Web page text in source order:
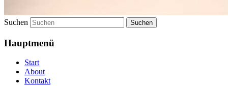
Suchen
Hauptmenü
Start
About
Kontakt